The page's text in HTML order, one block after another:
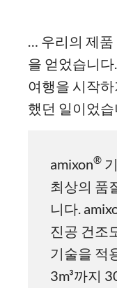
… 우리의 제품
을 얻었습니
여행을 시작
했던 일이었
amixon®
최상의 품
니다.
진공 건조
기술을 적
3m³까지